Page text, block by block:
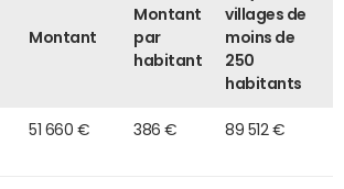
Montant
Montant
par
habitant
villages de
moins de
250
habitants
51 660 € 386 € 89 512 €